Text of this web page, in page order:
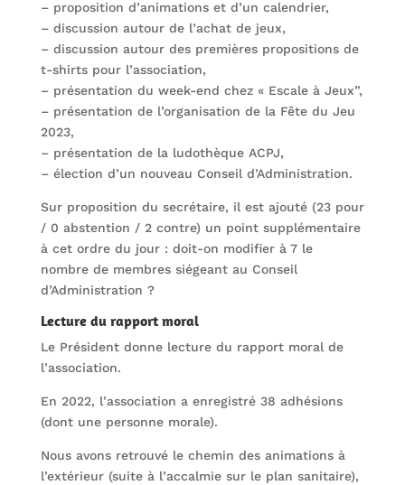
– proposition d’animations et d’un calendrier,
– discussion autour de l’achat de jeux,
– discussion autour des premières propositions de
t-shirts pour l’association,
– présentation du week-end chez « Escale à Jeux”,
– présentation de l’organisation de la Fête du Jeu
2023,
– présentation de la ludothèque ACPJ,
– élection d’un nouveau Conseil d’Administration.
Sur proposition du secrétaire, il est ajouté (23 pour
/ 0 abstention / 2 contre) un point supplémentaire
à cet ordre du jour : doit-on modifier à 7 le
nombre de membres siégeant au Conseil
d’Administration ?
Lecture du rapport moral
Le Président donne lecture du rapport moral de
l’association.
En 2022, l’association a enregistré 38 adhésions
(dont une personne morale).
Nous avons retrouvé le chemin des animations à
l’extérieur (suite à l’accalmie sur le plan sanitaire),